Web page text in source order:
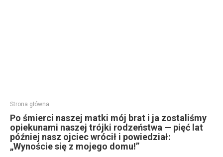
Strona główna
Po śmierci naszej matki mój brat i ja zostaliśmy
opiekunami naszej trójki rodzeństwa — pięć lat
później nasz ojciec wrócił i powiedział:
„Wynoście się z mojego domu!”